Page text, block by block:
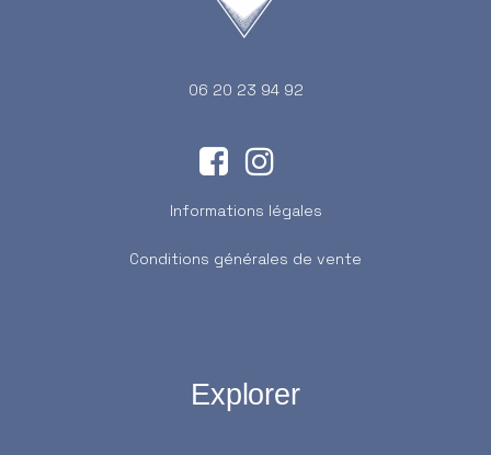
06 20 23 94 92
Informations légales
Conditions générales de vente
Explorer